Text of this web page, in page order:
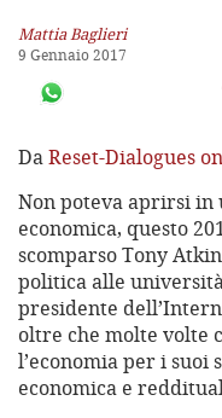
Mattia Baglieri
9 Gennaio 2017
DaReset-Dialogues
Non poteva aprirsi in
economica, questo
scomparso Tony
politica alle
presidente
oltre che molte volte
l’economia per i suoi
economica e